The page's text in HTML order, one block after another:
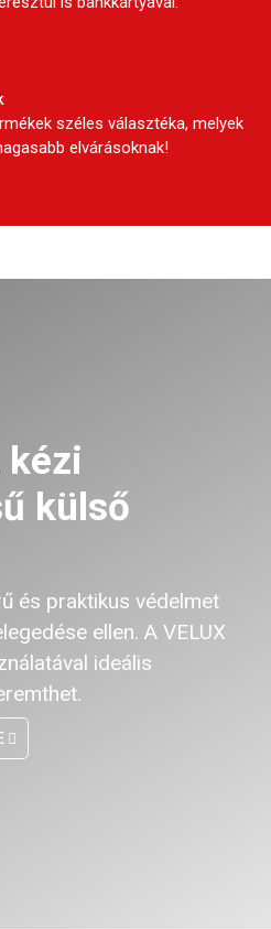
széles választéka, melyek
elvárásoknak!
kézi
külső
és praktikus védelmet
ellen. A VELUX
ideális